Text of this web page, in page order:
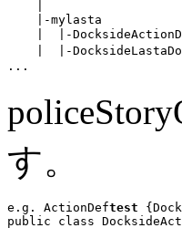
    |-mylasta
    |  |-
|  |-
...
す。
e.g. ActionDeftest
public class